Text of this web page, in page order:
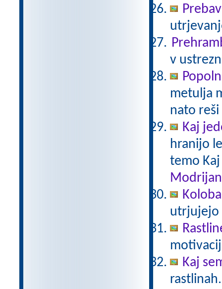
v
metulja
nato
Kaj
hranijo
temo
Modrijan
utrjujejo
Kaj